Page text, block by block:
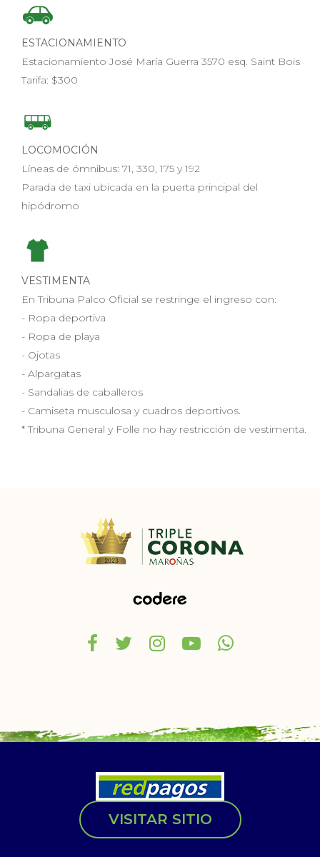
ESTACIONAMIENTO
Estacionamiento José María Guerra 3570 esq. Saint Bois
Tarifa: $300
LOCOMOCIÓN
Líneas de ómnibus: 71, 330, 175 y 192
Parada de taxi ubicada en la puerta principal del
hipódromo
VESTIMENTA
En Tribuna Palco Oficial se restringe el ingreso con:
- Ropa deportiva
- Ropa de playa
- Ojotas
- Alpargatas
- Sandalias de caballeros
- Camiseta musculosa y cuadros deportivos.
* Tribuna General y Folle no hay restricción de vestimenta.
VISITAR SITIO